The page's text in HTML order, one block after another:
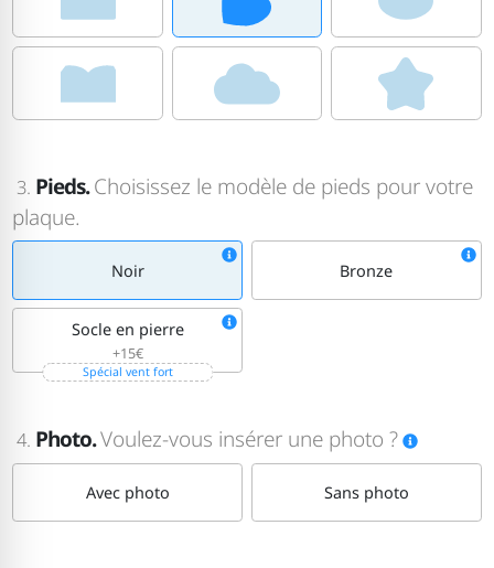
3. Pieds.Choisissez le modèle de pieds pour votre
plaque.
Noir Bronze
Socle en pierre
+15€
Spécial vent fort
4. Photo.Voulez-vous insérer une photo ?
Avec photo Sans photo